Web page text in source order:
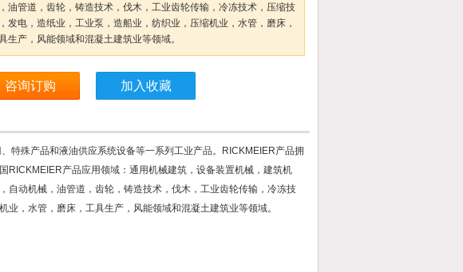
油管道，齿轮，铸造技术，伐木，工业齿轮传输，冷冻技术，压缩技
发电，造纸业，工业泵，造船业，纺织业，压缩机业，水管，磨床，
生产，风能领域和混凝土建筑业等领域。
咨询订购 加入收藏
特殊产品和液油供应系统设备等一系列工业产品。RICKMEIER产品拥
RICKMEIER产品应用领域：通用机械建筑，设备装置机械，建筑机
自动机械，油管道，齿轮，铸造技术，伐木，工业齿轮传输，冷冻技
，水管，磨床，工具生产，风能领域和混凝土建筑业等领域。